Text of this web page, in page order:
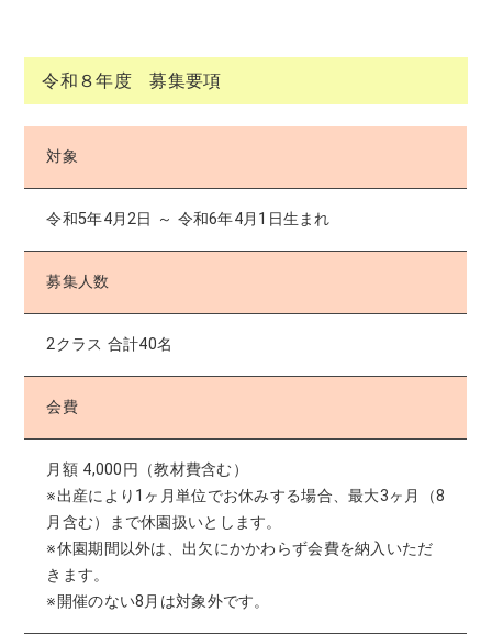
令和８年度 募集要項
対象
令和5年4月2日 ～ 令和6年4月1日生まれ
募集人数
2クラス 合計40名
会費
月額 4,000円（教材費含む）
※出産により1ヶ月単位でお休みする場合、最大3ヶ月（8
月含む）まで休園扱いとします。
※休園期間以外は、出欠にかかわらず会費を納入いただ
きます。
※開催のない8月は対象外です。